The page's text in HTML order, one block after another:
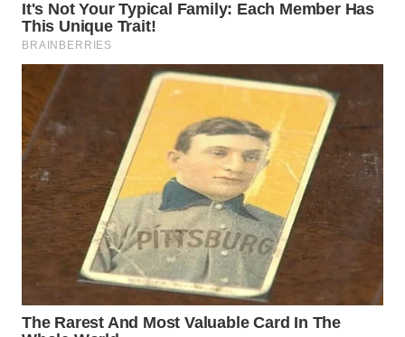
WN
CIANJUR
KEPULAUAN
SERIBU
TANGERANG
WN
WN
CIREBON